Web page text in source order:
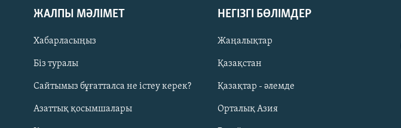
Русский
ЖАЗЫЛЫҢЫЗ
ЖАЛПЫ МӘЛІМЕТ
Хабарласыңыз
Біз туралы
Сайтымыз бұғатталса не істеу керек?
Азаттық қосымшалары
НЕГІЗГІ БӨЛІМДЕР
Жаңалықтар
Қазақстан
Қазақтар - әлемде
Орталық Азия